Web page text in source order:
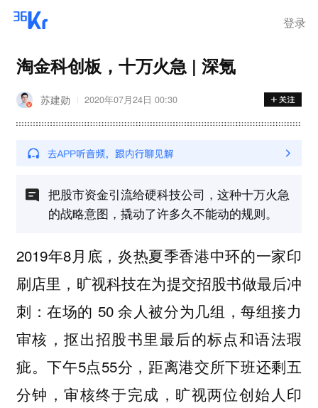
登录
淘金科创板，十万火急 | 深氪
苏建勋 2020年07月24日 00:30
把股市资金引流给硬科技公司，这种十万火急
的战略意图，撬动了许多久不能动的规则。
2019年8月底，炎热夏季香港中环的一家印
刷店里，旷视科技在为提交招股书做最后冲
刺：在场的 50 余人被分为几组，每组接力
审核，抠出招股书里最后的标点和语法瑕
疵。下午5点55分，距离港交所下班还剩五
分钟，审核终于完成，旷视两位创始人印